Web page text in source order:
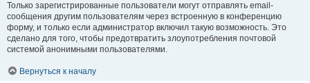
Только зарегистрированные пользователи могут отправлять email-
сообщения другим пользователям через встроенную в конференцию
форму, и только если администратор включил такую возможность. Это
сделано для того, чтобы предотвратить злоупотребления почтовой
системой анонимными пользователями.
Вернуться к началу